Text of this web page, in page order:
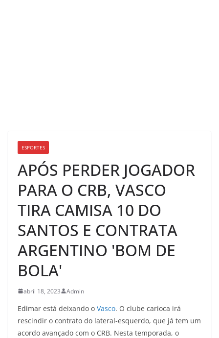
ESPORTES
APÓS PERDER JOGADOR
PARA O CRB, VASCO
TIRA CAMISA 10 DO
SANTOS E CONTRATA
ARGENTINO 'BOM DE
BOLA'
abril 18, 2023 Admin
Edimar está deixando o Vasco. O clube carioca irá
rescindir o contrato do lateral-esquerdo, que já tem um
acordo avançado com o CRB. Nesta temporada, o